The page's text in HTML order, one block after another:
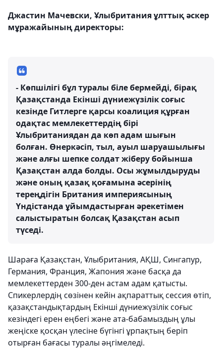
Джастин Мачевски, Ұлыбритания ұлттық әскер
мұражайының директоры:
- Көпшілігі бұл туралы біле бермейді, бірақ
Қазақстанда Екінші дүниежүзілік соғыс
кезінде Гитлерге қарсы коалиция құрған
одақтас мемлекеттердің бірі
Ұлыбританиядан да көп адам шығын
болған. Өнеркәсіп, тыл, ауыл шаруашылығы
және алғы шепке солдат жіберу бойынша
Қазақстан алда болды. Осы жұмылдыруды
және оның қазақ қоғамына әсерінің
тереңдігін Британия империясының
Үндістанда ұйымдастырған әрекетімен
салыстыратын болсақ Қазақстан асып
түседі.
Шараға Қазақстан, Ұлыбритания, АҚШ, Сингапур,
Германия, Франция, Жапония және басқа да
мемлекеттерден 300-ден астам адам қатысты.
Спикерлердің сөзінен кейін ақпараттық сессия өтіп,
қазақстандықтардың Екінші дүниежүзілік соғыс
кезіндегі ерен еңбегі және ата-бабамыздың ұлы
жеңіске қосқан үлесіне бүгінгі ұрпақтың беріп
отырған бағасы туралы әңгімеледі.